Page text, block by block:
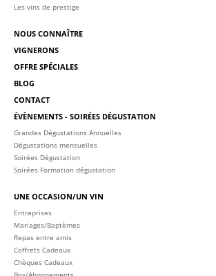
Les vins de prestige
NOUS CONNAÎTRE
VIGNERONS
OFFRE SPÉCIALES
BLOG
CONTACT
ÉVÈNEMENTS - SOIRÉES DÉGUSTATION
Grandes Dégustations Annuelles
Dégustations mensuelles
Soirées Dégustation
Soirées Formation dégustation
UNE OCCASION/UN VIN
Entreprises
Mariages/Baptèmes
Repas entre amis
Coffrets Cadeaux
Chèques Cadeaux